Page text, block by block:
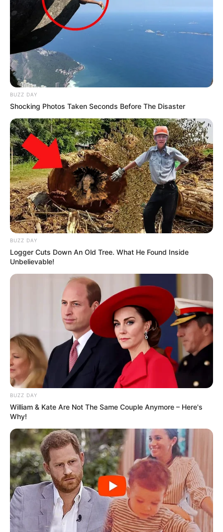
BUZZ DAY
Shocking Photos Taken Seconds Before The Disaster
BUZZ DAY
Logger Cuts Down An Old Tree. What He Found Inside
Unbelievable!
BUZZ DAY
William & Kate Are Not The Same Couple Anymore – Here's
Why!